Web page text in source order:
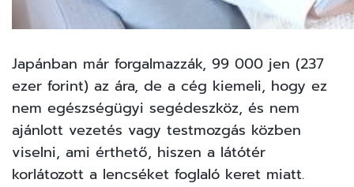
Japánban már forgalmazzák, 99 000 jen (237
ezer forint) az ára, de a cég kiemeli, hogy ez
nem egészségügyi segédeszköz, és nem
ajánlott vezetés vagy testmozgás közben
viselni, ami érthető, hiszen a látótér
korlátozott a lencséket foglaló keret miatt.